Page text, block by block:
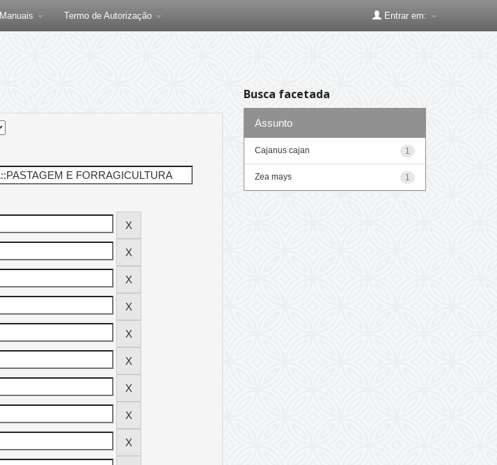
Manuais Termo de Autorização Entrar em:
Busca facetada
Assunto
1
Cajanus cajan
1
Zea mays